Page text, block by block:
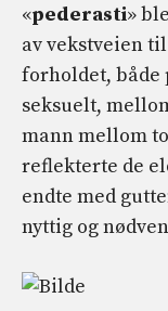
«pederasti»
av vekstveien
forholdet, både
seksuelt,
mann mellom
reflekterte de
endte med
nyttig og